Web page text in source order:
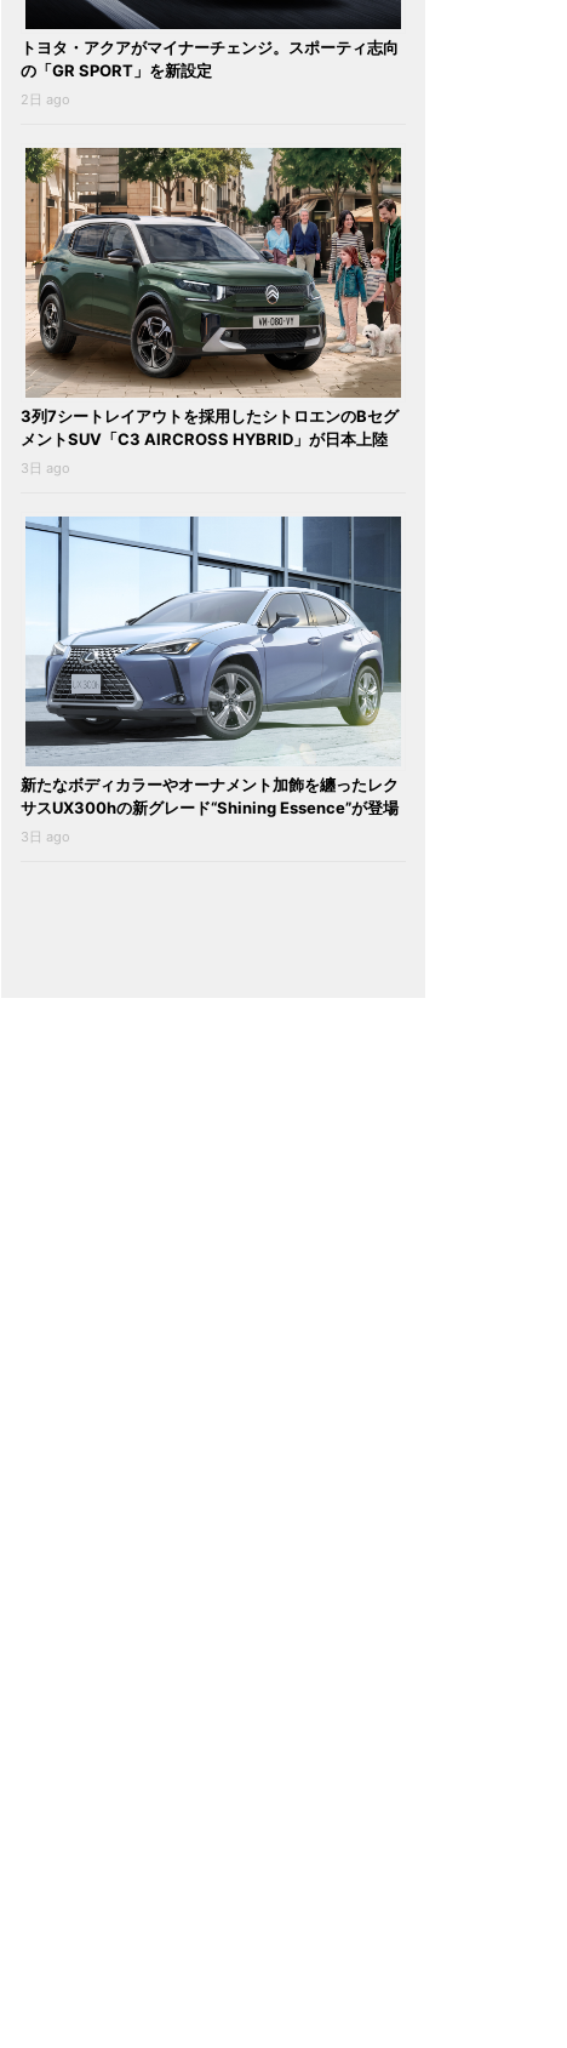
トヨタ・アクアがマイナーチェンジ。スポーティ志向
の「GR SPORT」を新設定
2日 ago
3列7シートレイアウトを採用したシトロエンのBセグ
メントSUV「C3 AIRCROSS HYBRID」が日本上陸
3日 ago
新たなボディカラーやオーナメント加飾を纏ったレク
サスUX300hの新グレード“Shining Essence”が登場
3日 ago